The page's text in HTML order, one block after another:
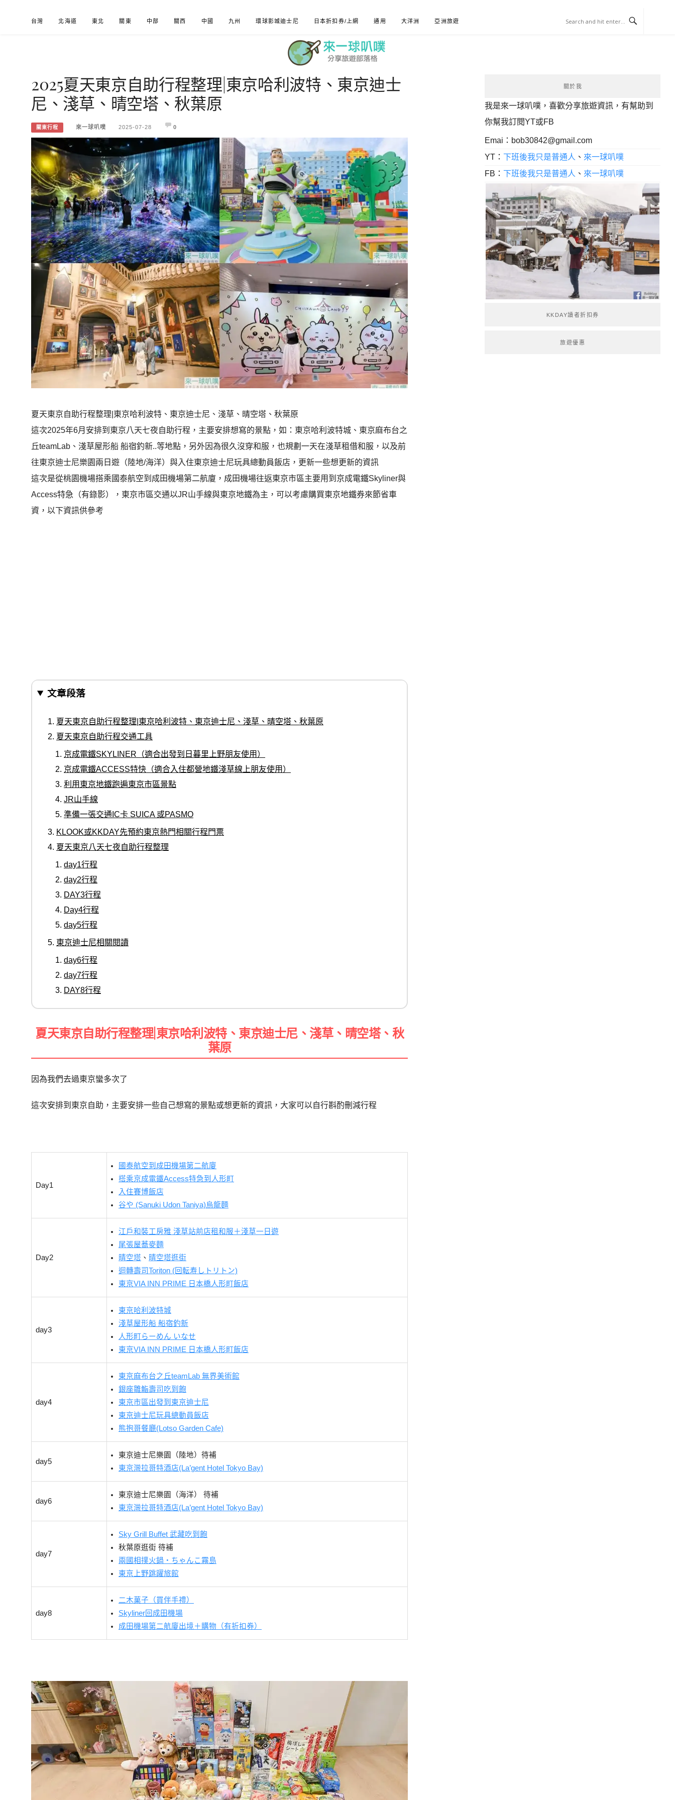
台灣 北海道 東北 關東 中部 關西 中國 九州 環球影城迪士尼 日本折扣券/上網 通用 大洋洲 亞洲旅遊
來一球叭噗
分享日本自助部落格
2025夏天東京自助行程整理|東京哈利波特、東京迪士
尼、淺草、晴空塔、秋葉原
關東行程 來一球叭噗 2025-07-28 0
夏天東京自助行程整理|東京哈利波特、東京迪士尼、淺草、晴空塔、秋葉原
這次2025年6月安排到東京八天七夜自助行程，主要安排想寫的景點，如：東京哈利波特城、東京麻布台之
丘teamLab、淺草屋形船 船宿釣新..等地點，另外因為很久沒穿和服，也規劃一天在淺草租借和服，以及前
往東京迪士尼樂園兩日遊（陸地/海洋）與入住東京迪士尼玩具總動員飯店，更新一些想更新的資訊
這次是從桃園機場搭乘國泰航空到成田機場第二航廈，成田機場往返東京市區主要用到京成電鐵Skyliner與
Access特急（有錄影），東京市區交通以JR山手線與東京地鐵為主，可以考慮購買東京地鐵券來節省車
資，以下資訊供參考
文章段落
夏天東京自助行程整理|東京哈利波特、東京迪士尼、淺草、晴空塔、秋葉原
夏天東京自助行程交通工具
京成電鐵SKYLINER（適合出發到日暮里上野朋友使用）
京成電鐵ACCESS特快（適合入住都營地鐵淺草線上朋友使用）
利用東京地鐵跑遍東京市區景點
JR山手線
準備一張交通IC卡 SUICA 或PASMO
KLOOK或KKDAY先預約東京熱門相關行程門票
夏天東京八天七夜自助行程整理
day1行程
day2行程
DAY3行程
Day4行程
day5行程
東京迪士尼相關閱讀
day6行程
day7行程
DAY8行程
夏天東京自助行程整理|東京哈利波特、東京迪士尼、淺草、晴空塔、秋
葉原
因為我們去過東京蠻多次了
這次安排到東京自助，主要安排一些自己想寫的景點或想更新的資訊，大家可以自行斟酌刪減行程
Day1
國泰航空到成田機場第二航廈
搭乘京成電鐵Access特急到人形町
入住賽博飯店
谷や (Sanuki Udon Taniya)烏龍麵
Day2
江戶和裝工房雅 淺草站前店租和服＋淺草一日遊
尾張屋蕎麥麵
晴空塔 、 晴空塔逛街
迴轉壽司Toriton (回転寿しトリトン)
東京VIA INN PRIME 日本橋人形町飯店
day3
東京哈利波特城
淺草屋形船 船宿釣新
人形町らーめん いなせ
東京VIA INN PRIME 日本橋人形町飯店
day4
東京麻布台之丘teamLab 無界美術館
銀座雛鮨壽司吃到飽
東京市區出發到東京迪士尼
東京迪士尼玩具總動員飯店
熊抱哥餐廳(Lotso Garden Cafe)
day5
東京迪士尼樂園（陸地）待補
東京灣拉哥特酒店(La’gent Hotel Tokyo Bay)
day6
東京迪士尼樂園（海洋） 待補
東京灣拉哥特酒店(La’gent Hotel Tokyo Bay)
day7
Sky Grill Buffet 武藏吃到飽
秋葉原逛街 待補
兩國相撲火鍋・ちゃんこ霧島
東京上野跳躍旅館
day8
二木菓子（買伴手禮）
Skyliner回成田機場
成田機場第二航廈出境＋購物（有折扣券）
關於我
我是來一球叭噗，喜歡分享旅遊資訊，有幫助到
你幫我訂閱YT或FB
Emai： bob30842@gmail.com
YT：下班後我只是普通人 、 來一球叭噗
FB：下班後我只是普通人 、 來一球叭噗
KKDAY讀者折扣券
旅遊優惠